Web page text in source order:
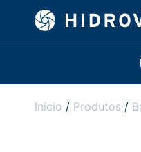
Início / Produtos /